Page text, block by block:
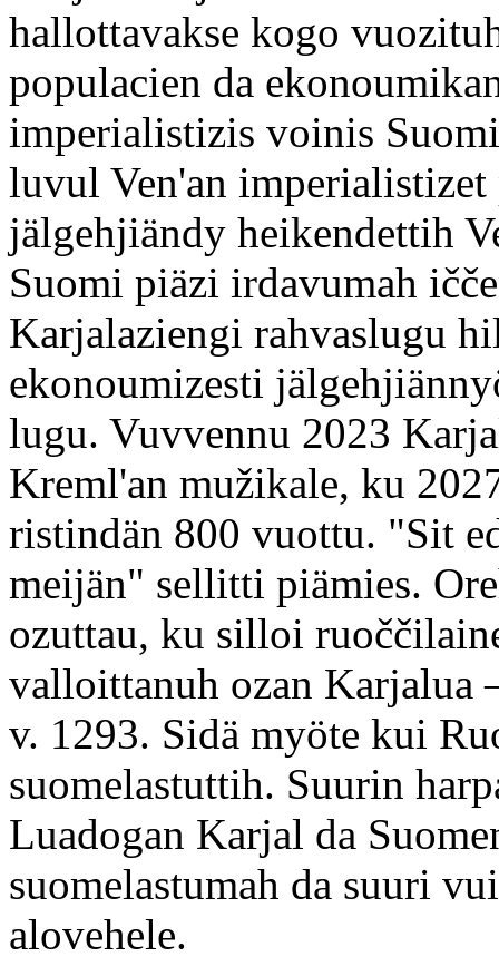
hallottavakse kogo
populacien da
imperialistizis voinis
luvul Ven'an
jälgehjiändy heikendettih
Suomi piäzi irdavumah
Karjalaziengi rahvaslugu
ekonoumizesti
lugu. Vuvvennu 2023
Kreml'an mužikale, ku
ristindän 800 vuottu. "Sit
meijän" sellitti piämies.
ozuttau, ku silloi
valloittanuh ozan Karjalua
v. 1293. Sidä myöte kui
suomelastuttih. Suurin
Luadogan Karjal da
suomelastumah da suuri
alovehele.